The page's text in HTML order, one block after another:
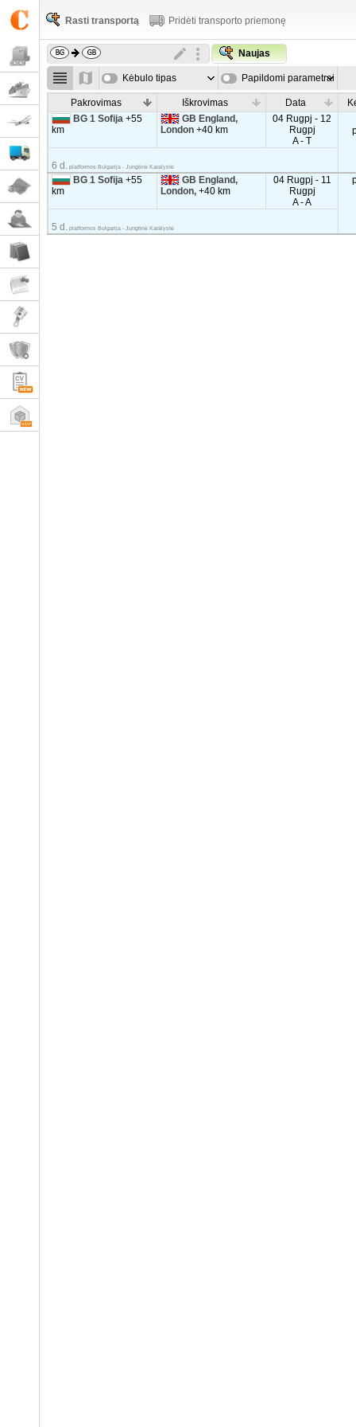
Rasti transportą Pridėti transporto priemonę
Naujas
Kėbulo tipas Papildomi parametrai
Pakrovimas Iškrovimas Data
BG 1 Sofija+55
km
GB England,
London+40 km
04 Rugpj - 12
Rugpj
A - T
6 d. platformos Bulgarija - Jungtinė Karalystė
BG 1 Sofija+55
km
GB England,
London,+40 km
04 Rugpj - 11
Rugpj
A - A
5 d. platformos Bulgarija - Jungtinė Karalystė